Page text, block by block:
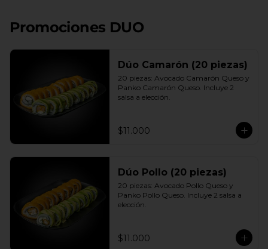
Promociones DUO
Dúo Camarón (20 piezas)
20 piezas: Avocado Camarón Queso y
Panko Camarón Queso. Incluye 2
salsa a elección.
$11.000
Dúo Pollo (20 piezas)
20 piezas: Avocado Pollo Queso y
Panko Pollo Queso. Incluye 2 salsa a
elección.
$11.000